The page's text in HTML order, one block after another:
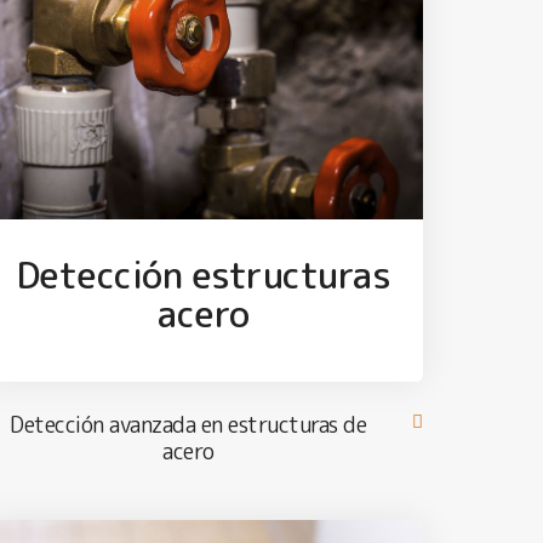
Detección estructuras
acero
Detección avanzada en estructuras de
acero